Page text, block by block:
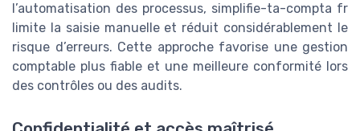
l’automatisation des processus, simplifie-ta-compta fr
limite la saisie manuelle et réduit considérablement le
risque d’erreurs. Cette approche favorise une gestion
comptable plus fiable et une meilleure conformité lors
des contrôles ou des audits.